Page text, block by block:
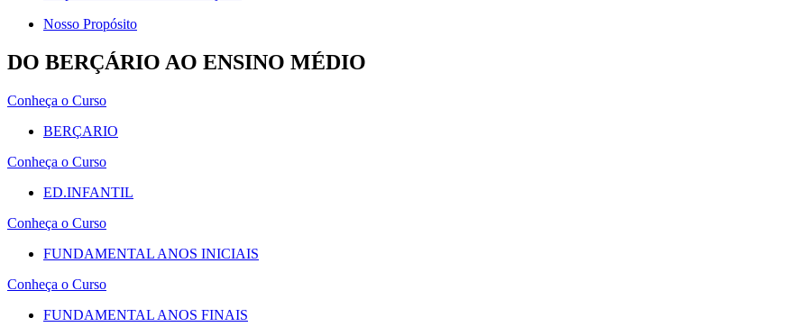
Nosso Propósito
DO BERÇÁRIO AO ENSINO MÉDIO
Conheça o Curso
BERÇARIO
Conheça o Curso
ED.INFANTIL
Conheça o Curso
FUNDAMENTAL ANOS INICIAIS
Conheça o Curso
FUNDAMENTAL ANOS FINAIS